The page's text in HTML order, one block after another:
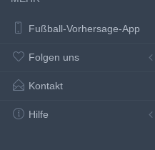
Fußball-Vorhersage-App
Folgen uns
Kontakt
Hilfe